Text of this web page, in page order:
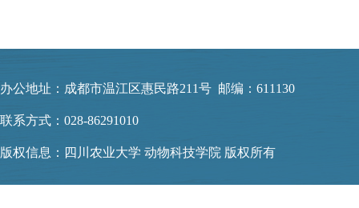
办公地址：成都市温江区惠民路211号 邮编：611130
联系方式：028-86291010
版权信息：四川农业大学 动物科技学院 版权所有